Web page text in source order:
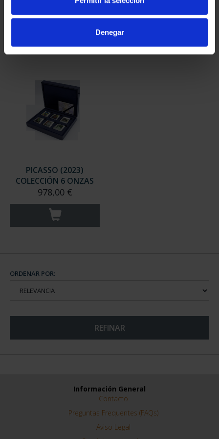
Denegar
163,00 €
PICASSO (2023)
COLECCIÓN 6 ONZAS
978,00 €
ORDENAR POR:
REFINAR
Información General
Contacto
Preguntas Frequentes (FAQs)
Aviso Legal